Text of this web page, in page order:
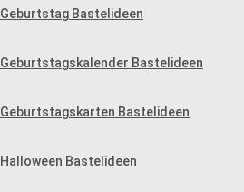
Geburtstag Bastelideen
Geburtstagskalender Bastelideen
Geburtstagskarten Bastelideen
Halloween Bastelideen